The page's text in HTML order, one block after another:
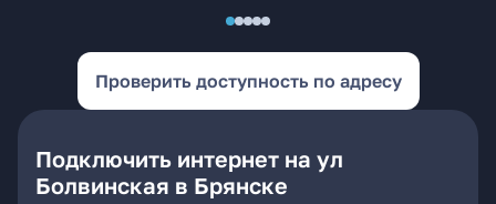
Проверить доступность по адресу
Подключить интернет на ул
Болвинская в Брянске